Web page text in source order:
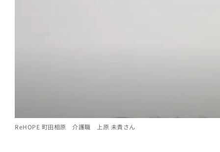
ReHOPE 町田相原 介護職 上原 未貴さん